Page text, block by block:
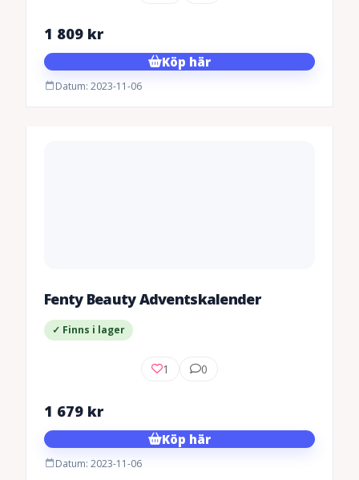
1 809 kr
Köp här
Datum: 2023-11-06
Fenty Beauty Adventskalender
✓ Finns i lager
1 0
1 679 kr
Köp här
Datum: 2023-11-06